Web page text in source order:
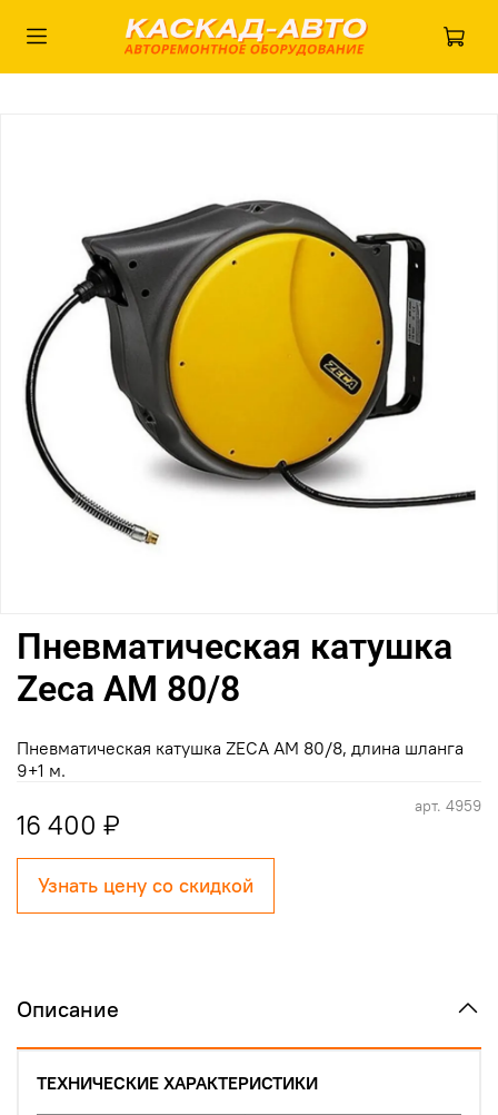
арт. 4959
Пневматическая катушка
Zeca AM 80/8
16 400 ₽
Узнать цену со скидкой
Пневматическая катушка ZECA AM 80/8, длина шланга
9+1 м.
Описание
ТЕХНИЧЕСКИЕ ХАРАКТЕРИСТИКИ